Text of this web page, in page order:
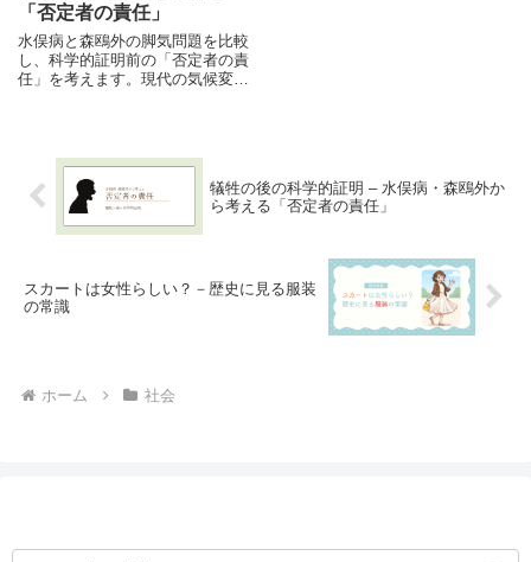
「否定者の責任」
水俣病と森鴎外の脚気問題を比較
し、科学的証明前の「否定者の責
任」を考えます。現代の気候変動
犠牲の後の科学的証明 – 水俣病・森鴎外か
ら考える「否定者の責任」
スカートは女性らしい？－歴史に見る服装
の常識
ホーム 社会